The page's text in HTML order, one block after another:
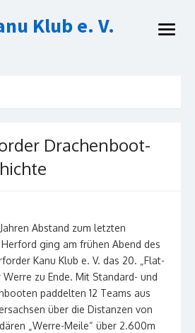
Klub e. V.
open
Drachenboot-
Abstand zum letzten
ging am frühen Abend des
Kanu Klub e. V. das 20. „Flat-
zu Ende. Mit Standard- und
paddelten 12 Teams aus
über die Distanzen von
„Werre-Meile“ über 2.600m